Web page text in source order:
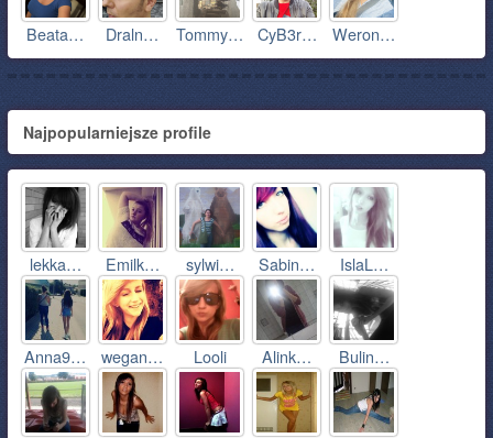
Beata… Draln… Tommy… CyB3r… Weron…
Najpopularniejsze profile
lekka… Emilk… sylwi… Sabin… IslaL…
Anna9… wegan… Looli Alink… Bulin…